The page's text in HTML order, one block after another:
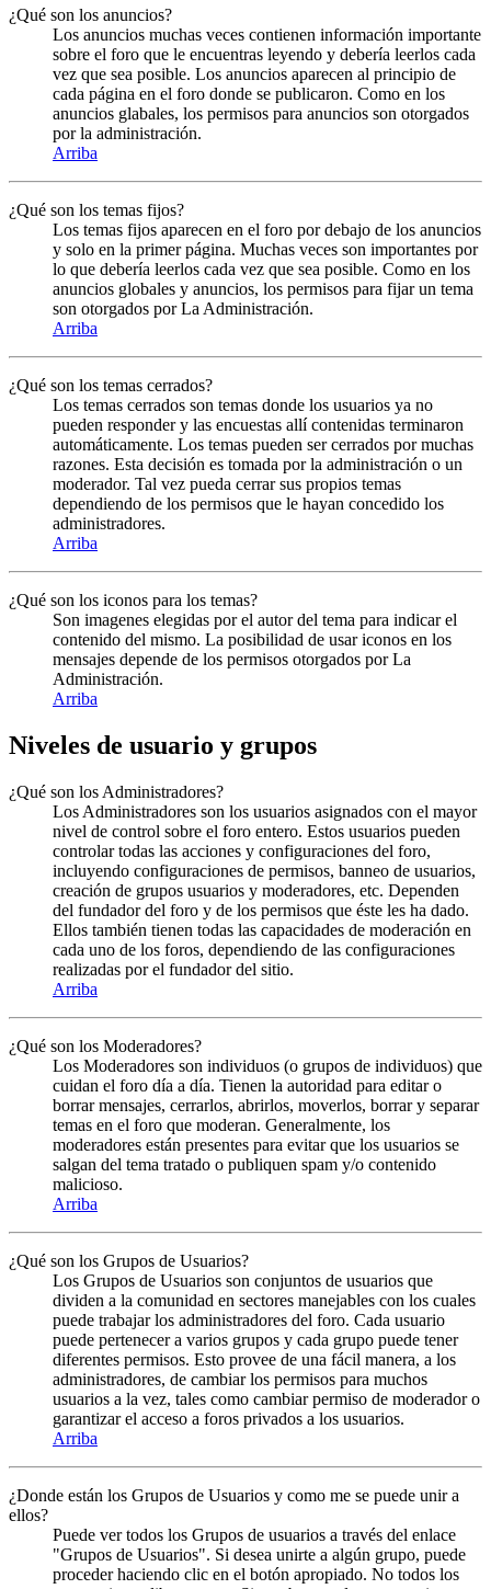
¿Qué son los anuncios?
Los anuncios muchas veces contienen información importante
sobre el foro que le encuentras leyendo y debería leerlos cada
vez que sea posible. Los anuncios aparecen al principio de
cada página en el foro donde se publicaron. Como en los
anuncios glabales, los permisos para anuncios son otorgados
por la administración.
Arriba
¿Qué son los temas fijos?
Los temas fijos aparecen en el foro por debajo de los anuncios
y solo en la primer página. Muchas veces son importantes por
lo que debería leerlos cada vez que sea posible. Como en los
anuncios globales y anuncios, los permisos para fijar un tema
son otorgados por La Administración.
Arriba
¿Qué son los temas cerrados?
Los temas cerrados son temas donde los usuarios ya no
pueden responder y las encuestas allí contenidas terminaron
automáticamente. Los temas pueden ser cerrados por muchas
razones. Esta decisión es tomada por la administración o un
moderador. Tal vez pueda cerrar sus propios temas
dependiendo de los permisos que le hayan concedido los
administradores.
Arriba
¿Qué son los iconos para los temas?
Son imagenes elegidas por el autor del tema para indicar el
contenido del mismo. La posibilidad de usar iconos en los
mensajes depende de los permisos otorgados por La
Administración.
Arriba
Niveles de usuario y grupos
¿Qué son los Administradores?
Los Administradores son los usuarios asignados con el mayor
nivel de control sobre el foro entero. Estos usuarios pueden
controlar todas las acciones y configuraciones del foro,
incluyendo configuraciones de permisos, banneo de usuarios,
creación de grupos usuarios y moderadores, etc. Dependen
del fundador del foro y de los permisos que éste les ha dado.
Ellos también tienen todas las capacidades de moderación en
cada uno de los foros, dependiendo de las configuraciones
realizadas por el fundador del sitio.
Arriba
¿Qué son los Moderadores?
Los Moderadores son individuos (o grupos de individuos) que
cuidan el foro día a día. Tienen la autoridad para editar o
borrar mensajes, cerrarlos, abrirlos, moverlos, borrar y separar
temas en el foro que moderan. Generalmente, los
moderadores están presentes para evitar que los usuarios se
salgan del tema tratado o publiquen spam y/o contenido
malicioso.
Arriba
¿Qué son los Grupos de Usuarios?
Los Grupos de Usuarios son conjuntos de usuarios que
dividen a la comunidad en sectores manejables con los cuales
puede trabajar los administradores del foro. Cada usuario
puede pertenecer a varios grupos y cada grupo puede tener
diferentes permisos. Esto provee de una fácil manera, a los
administradores, de cambiar los permisos para muchos
usuarios a la vez, tales como cambiar permiso de moderador o
garantizar el acceso a foros privados a los usuarios.
Arriba
¿Donde están los Grupos de Usuarios y como me se puede unir a
ellos?
Puede ver todos los Grupos de usuarios a través del enlace
"Grupos de Usuarios". Si desea unirte a algún grupo, puede
proceder haciendo clic en el botón apropiado. No todos los